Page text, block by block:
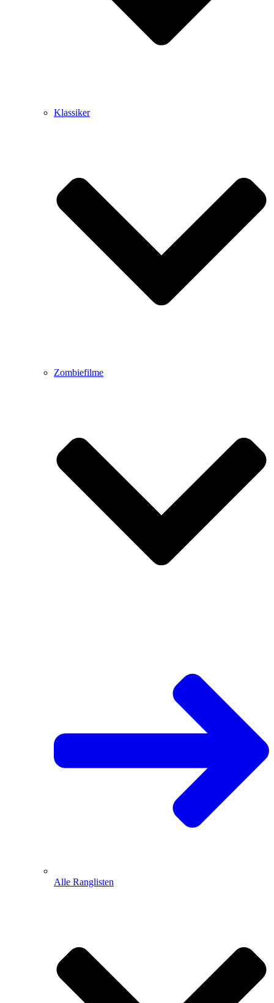
Klassiker
Zombiefilme
Alle Ranglisten